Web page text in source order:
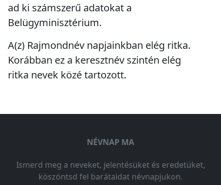
ad ki számszerű adatokat a
Belügyminisztérium.
A(z) Rajmondnév napjainkban elég ritka.
Korábban ez a keresztnév szintén elég
ritka nevek közé tartozott.
NÉVNAP MA
Ismerd meg a neveket, jelentésüket és eredetüket,
köszöntsd fel barátaidat névnapjukon.